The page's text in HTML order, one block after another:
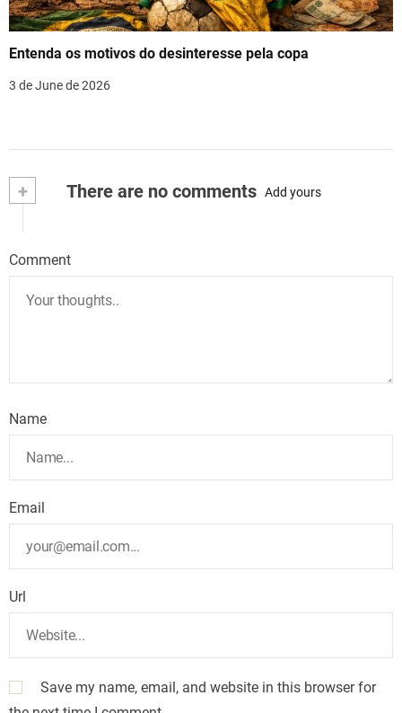
Entenda os motivos do desinteresse pela copa
3 de June de 2026
+ There are no comments Add yours
Comment
Name
Email
Url
Save my name, email, and website in this browser for